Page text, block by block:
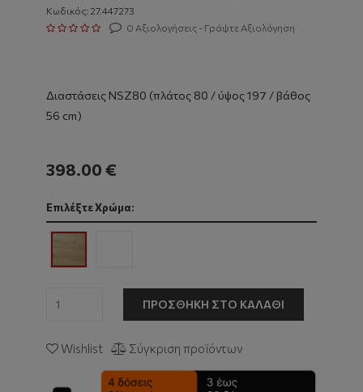
Κωδικός: 27.447273
0 Αξιολογήσεις - Γράψτε Αξιολόγηση
Διαστάσεις NSZ80 (πλάτος 80 / ύψος 197 / βάθος
56 cm)
398.00 €
Επιλέξτε Χρώμα:
ΠΡΟΣΘΉΚΗ ΣΤΟ ΚΑΛΆΘΙ
Wishlist Σύγκριση προϊόντων